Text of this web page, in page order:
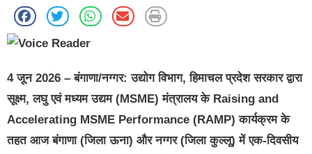
4 जून 2026 – बंगाणा/नग्गर: उद्योग विभाग, हिमाचल प्रदेश सरकार द्वारा
सूक्ष्म, लघु एवं मध्यम उद्यम (MSME) मंत्रालय के Raising and
Accelerating MSME Performance (RAMP) कार्यक्रम के
तहत आज बंगाणा (जिला ऊना) और नग्गर (जिला कुल्लू) में एक-दिवसीय